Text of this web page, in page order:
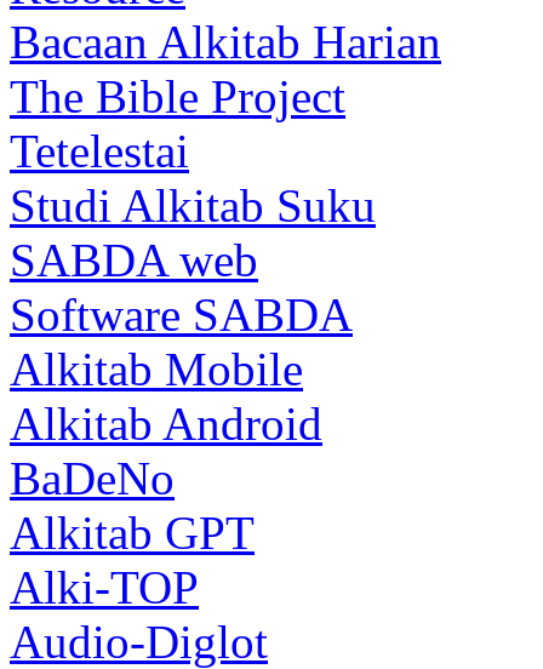
Bacaan Alkitab Harian
The Bible Project
Tetelestai
Studi Alkitab Suku
SABDA web
Software SABDA
Alkitab Mobile
Alkitab Android
BaDeNo
Alkitab GPT
Alki-TOP
Audio-Diglot